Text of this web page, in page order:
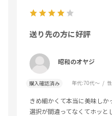
送り先の方に好評
昭和のオヤジ
購入確認済み 年代:70代～
きめ細かくて本当に美味しか
選択が間違ってなくてホッと